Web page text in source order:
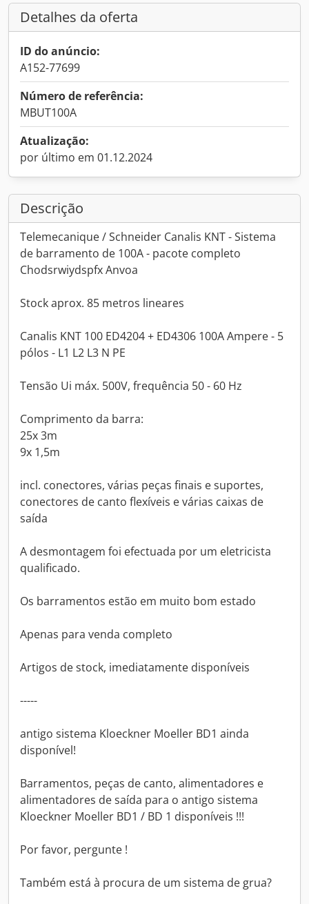
Detalhes da oferta
ID do anúncio:
A152-77699
Número de referência:
MBUT100A
Atualização:
por último em 01.12.2024
Descrição
Telemecanique / Schneider Canalis KNT - Sistema
de barramento de 100A - pacote completo
Chodsrwiydspfx Anvoa
Stock aprox. 85 metros lineares
Canalis KNT 100 ED4204 + ED4306 100A Ampere - 5
pólos - L1 L2 L3 N PE
Tensão Ui máx. 500V, frequência 50 - 60 Hz
Comprimento da barra:
25x 3m
9x 1,5m
incl. conectores, várias peças finais e suportes,
conectores de canto flexíveis e várias caixas de
saída
A desmontagem foi efectuada por um eletricista
qualificado.
Os barramentos estão em muito bom estado
Apenas para venda completo
Artigos de stock, imediatamente disponíveis
-----
antigo sistema Kloeckner Moeller BD1 ainda
disponível!
Barramentos, peças de canto, alimentadores e
alimentadores de saída para o antigo sistema
Kloeckner Moeller BD1 / BD 1 disponíveis !!!
Por favor, pergunte !
Também está à procura de um sistema de grua?